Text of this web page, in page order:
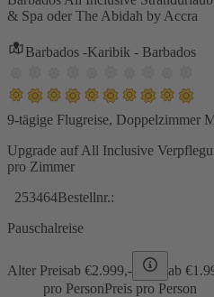
& Spa oder The Abidah by Accra
Barbados -Karibik - Barbados
9-tägige Flugreise, Doppelzimmer
Upgrade auf All Inclusive
pro Zimmer
253464Bestellnr.:
Pauschalreise
Alter Preisab €2.999,- ab €
pro PersonPreis pro Person